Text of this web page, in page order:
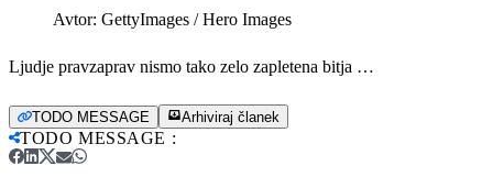
Avtor: GettyImages / Hero Images
Ljudje pravzaprav nismo tako zelo zapletena bitja …
TODO MESSAGE Arhiviraj članek
TODO MESSAGE :